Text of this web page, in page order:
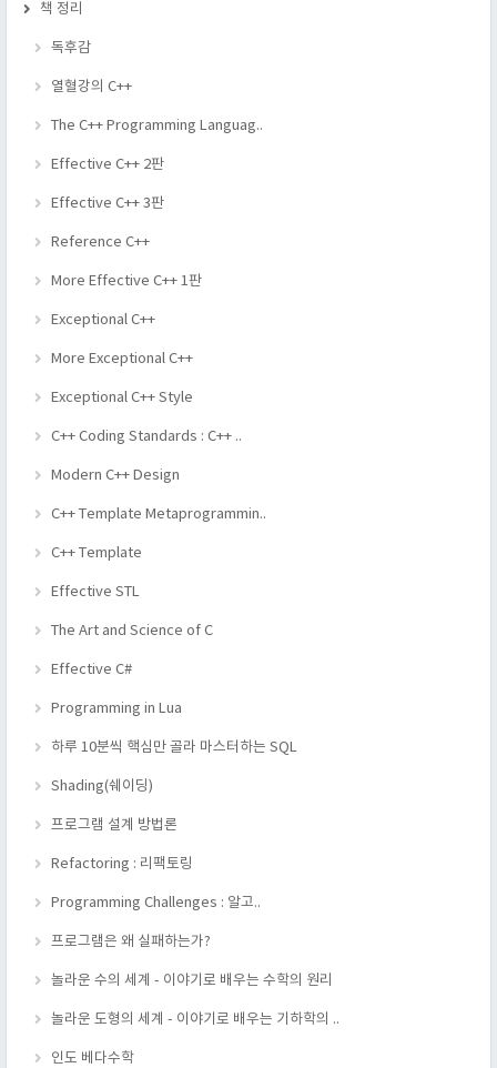
책 정리
독후감
열혈강의 C++
The C++ Programming Languag..
Effective C++ 2판
Effective C++ 3판
Reference C++
More Effective C++ 1판
Exceptional C++
More Exceptional C++
Exceptional C++ Style
C++ Coding Standards : C++ ..
Modern C++ Design
C++ Template Metaprogrammin..
C++ Template
Effective STL
The Art and Science of C
Effective C#
Programming in Lua
하루 10분씩 핵심만 골라 마스터하는 SQL
Shading(쉐이딩)
프로그램 설계 방법론
Refactoring : 리팩토링
Programming Challenges : 알고..
프로그램은 왜 실패하는가?
놀라운 수의 세계 - 이야기로 배우는 수학의 원리
놀라운 도형의 세계 - 이야기로 배우는 기하학의 ..
인도 베다수학